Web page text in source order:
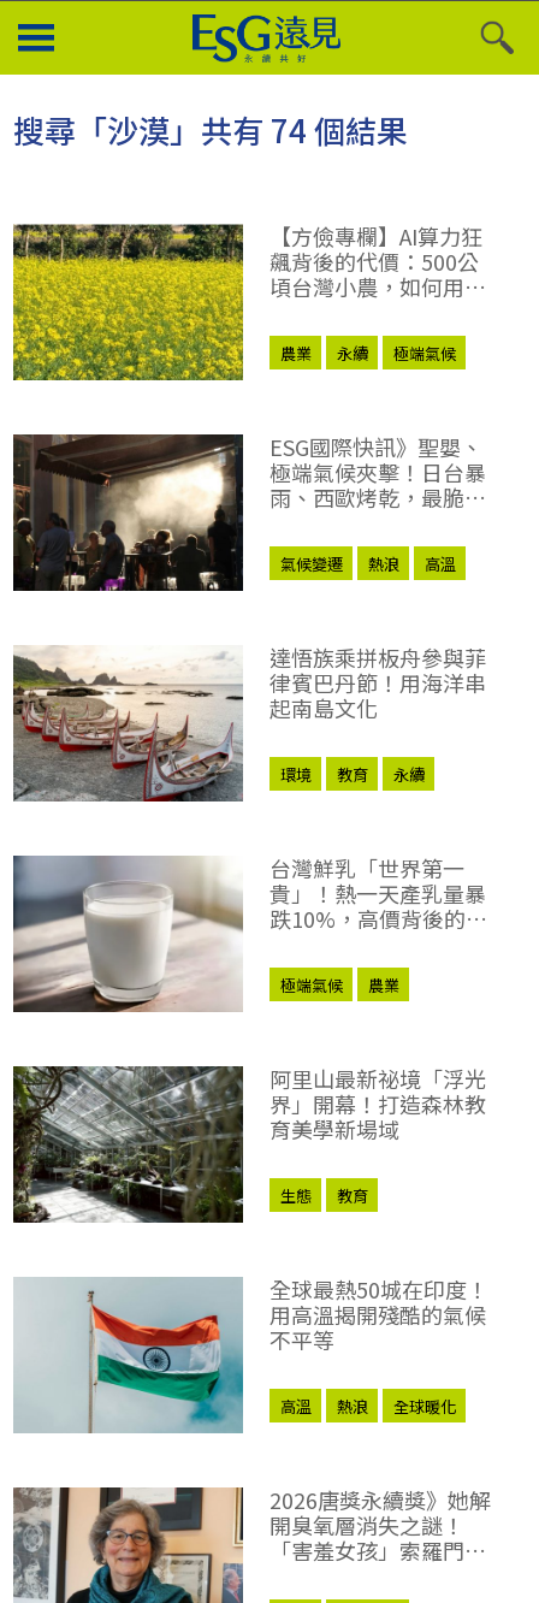
搜尋「沙漠」共有 74 個結果
【方儉專欄】AI算力狂
飆背後的代價：500公
頃台灣小農，如何用泥
農業 永續 極端氣候
ESG國際快訊》聖嬰、
極端氣候夾擊！日台暴
雨、西歐烤乾，最脆弱
氣候變遷 熱浪
高溫
達悟族乘拼板舟參與菲
律賓巴丹節！用海洋串
起南島文化
環境 教育 永續
台灣鮮乳「世界第一
貴」！熱一天產乳量暴
跌10%，高價背後的４
極端氣候 農業
阿里山最新祕境「浮光
界」開幕！打造森林教
育美學新場域
生態 教育
全球最熱50城在印度！
用高溫揭開殘酷的氣候
不平等
高溫 熱浪 全球暖化
2026唐獎永續獎》她解
開臭氧層消失之謎！
「害羞女孩」索羅門修